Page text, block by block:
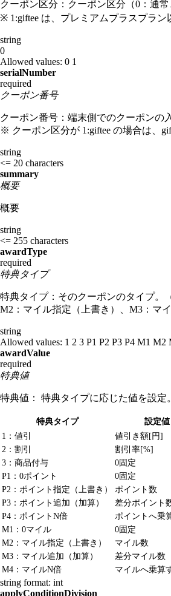
クーポン区分：クーポン区分（0：通常
※ 1:giftee は、プレミアムプラスプラン
string
0
Allowed values: 0 1
serialNumber
required
クーポン番号
クーポン番号：端末側でのクーポンの
※ クーポン区分が 1:giftee の場合は、
string
<= 20 characters
summary
概要
概要
string
<= 255 characters
awardType
required
特典タイプ
特典タイプ：そのクーポンのタイプ。
M2：マイル指定（上書き）、M3：マ
string
Allowed values: 1 2 3 P1 P2 P3 P4 M1 M2
awardValue
required
特典値
特典値： 特典タイプに応じた値を設定。
特典タイプ
設定値
1：値引
値引き額[円]
2：割引
割引率[%]
3：商品付与
0固定
P1：0ポイント
0固定
P2：ポイント指定（上書き）
ポイント数
P3：ポイント追加（加算）
差分ポイント
P4：ポイントN倍
ポイントへ乗
M1：0マイル
0固定
M2：マイル指定（上書き）
マイル数
M3：マイル追加（加算）
差分マイル数
M4：マイルN倍
マイルへ乗算
string format: int
applyConditionDivision